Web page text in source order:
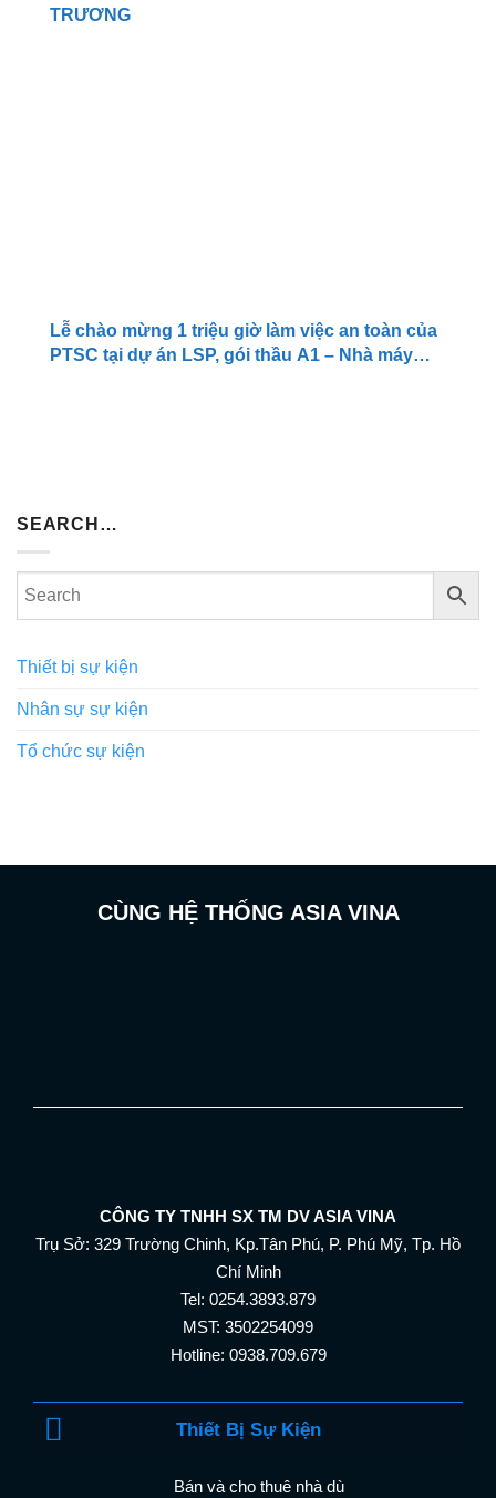
TRƯƠNG
Lễ chào mừng 1 triệu giờ làm việc an toàn của
PTSC tại dự án LSP, gói thầu A1 – Nhà máy
SEARCH…
Thiết bị sự kiện
Nhân sự sự kiện
Tổ chức sự kiện
CÙNG HỆ THỐNG ASIA VINA
CÔNG TY TNHH SX TM DV ASIA VINA
Trụ Sở: 329 Trường Chinh, Kp.Tân Phú, P. Phú Mỹ, Tp. Hồ
Chí Minh
Tel: 0254.3893.879
MST: 3502254099
Hotline: 0938.709.679
Thiết Bị Sự Kiện
Bán và cho thuê nhà dù